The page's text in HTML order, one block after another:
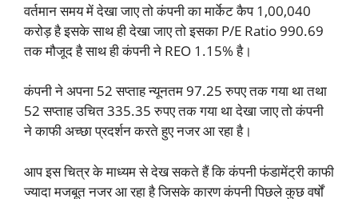
वर्तमान समय में देखा जाए तो कंपनी का मार्केट कैप 1,00,040
करोड़ है इसके साथ ही देखा जाए तो इसका P/E Ratio 990.69
तक मौजूद है साथ ही कंपनी ने REO 1.15% है।
कंपनी ने अपना 52 सप्ताह न्यूनतम 97.25 रुपए तक गया था तथा
52 सप्ताह उचित 335.35 रुपए तक गया था देखा जाए तो कंपनी
ने काफी अच्छा प्रदर्शन करते हुए नजर आ रहा है।
आप इस चित्र के माध्यम से देख सकते हैं कि कंपनी फंडामेंट्री काफी
ज्यादा मजबूत नजर आ रहा है जिसके कारण कंपनी पिछले कुछ वर्षों